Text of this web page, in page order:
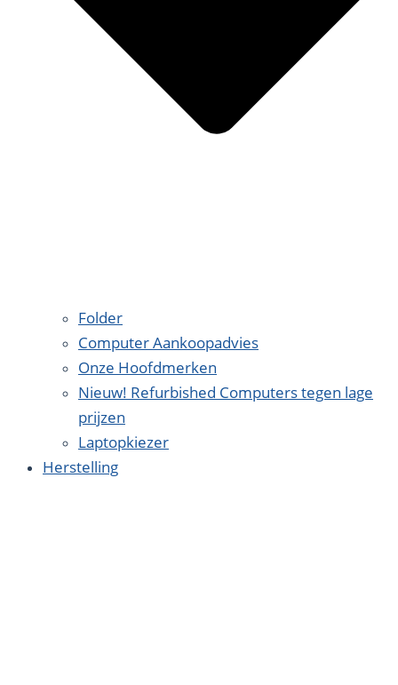
Folder
Computer Aankoopadvies
Onze Hoofdmerken
Nieuw! Refurbished Computers tegen lage
prijzen
Laptopkiezer
Herstelling